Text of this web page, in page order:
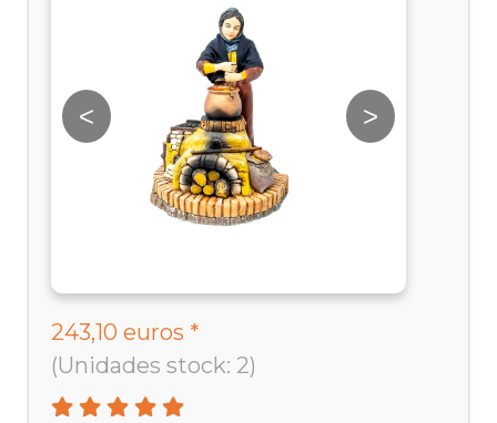
< >
243,10 euros *
(Unidades stock: 2)